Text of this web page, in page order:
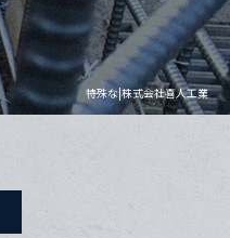
特殊な|株式会社喜人工業